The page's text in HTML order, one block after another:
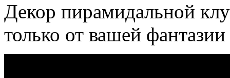
Декор пирамидальной
только от вашей